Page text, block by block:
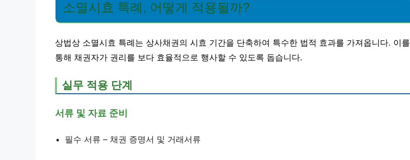
소멸시효 특례, 어떻게 적용될까?
상법상 소멸시효 특례는 상사채권의 시효 기간을 단축하여 특수한 법적 효과를 가져옵니다. 이를
통해 채권자가 권리를 보다 효율적으로 행사할 수 있도록 돕습니다.
실무 적용 단계
서류 및 자료 준비
필수 서류 – 채권 증명서 및 거래서류